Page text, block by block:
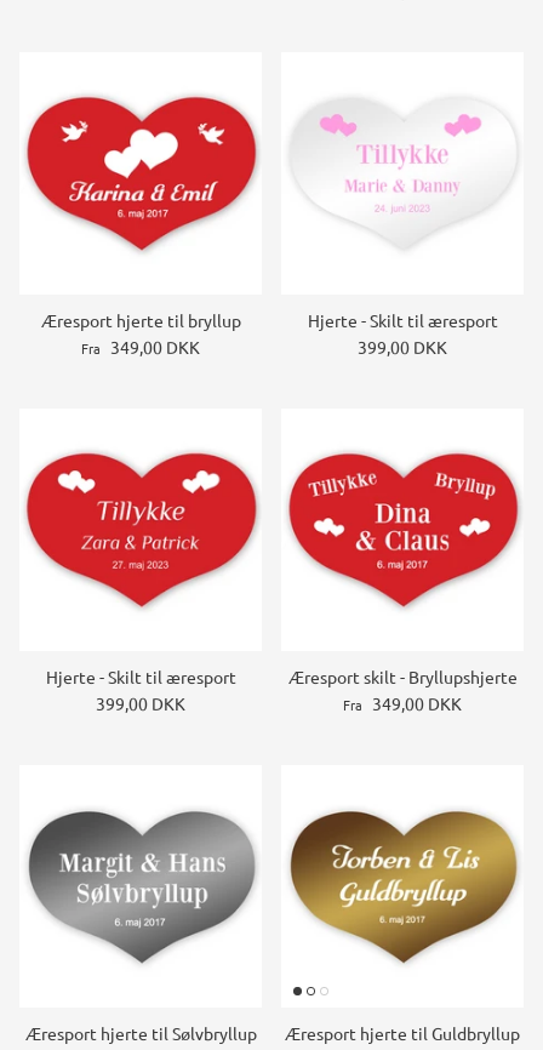
Æresport hjerte til bryllup
Fra 349,00 DKK
Hjerte - Skilt til æresport
399,00 DKK
Hjerte - Skilt til æresport
399,00 DKK
Æresport skilt - Bryllupshjerte
Fra 349,00 DKK
Æresport hjerte til Sølvbryllup Æresport hjerte til Guldbryllup